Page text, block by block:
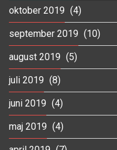
oktober 2019 (4)
september 2019 (10)
august 2019 (5)
juli 2019 (8)
juni 2019 (4)
maj 2019 (4)